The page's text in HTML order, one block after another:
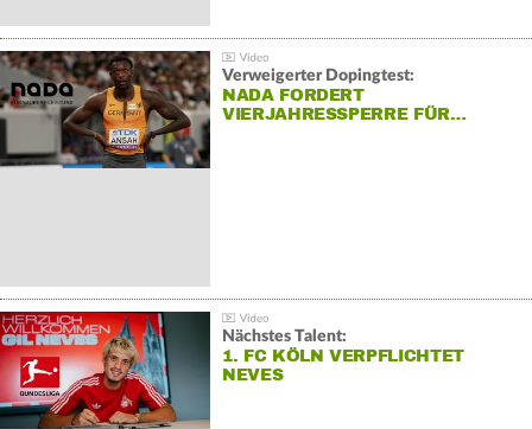
Verweigerter Dopingtest:
NADA FORDERT
VIERJAHRESSPERRE FÜR…
Nächstes Talent:
1. FC KÖLN VERPFLICHTET
NEVES